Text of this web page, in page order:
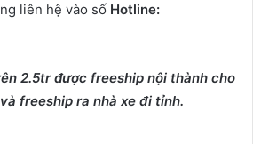
liên hệ vào số Hotline:
2.5tr được freeship nội thành cho
freeship ra nhà xe đi tỉnh.